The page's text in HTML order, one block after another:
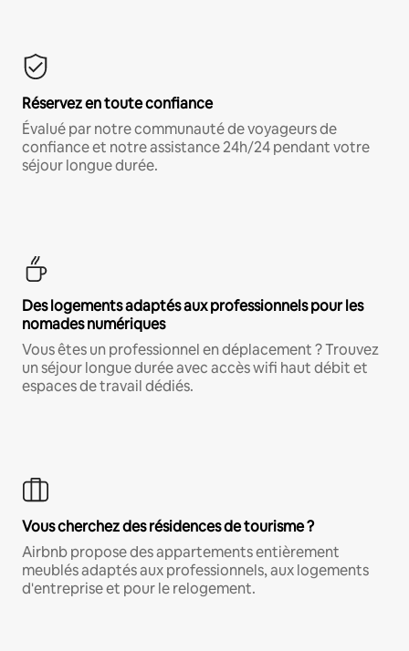
Réservez en toute confiance
Évalué par notre communauté de voyageurs de
confiance et notre assistance 24h/24 pendant votre
séjour longue durée.
Des logements adaptés aux professionnels pour les
nomades numériques
Vous êtes un professionnel en déplacement ? Trouvez
un séjour longue durée avec accès wifi haut débit et
espaces de travail dédiés.
Vous cherchez des résidences de tourisme ?
Airbnb propose des appartements entièrement
meublés adaptés aux professionnels, aux logements
d'entreprise et pour le relogement.